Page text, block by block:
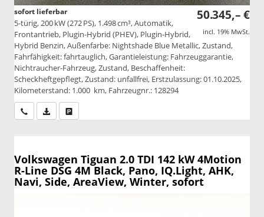
50.345,– €
incl. 19% MwSt.
sofort lieferbar
5-türig, 200 kW (272 PS), 1.498 cm³, Automatik,
Frontantrieb, Plugin-Hybrid (PHEV), Plugin-Hybrid,
Hybrid Benzin, Außenfarbe: Nightshade Blue Metallic, Zustand,
Fahrfähigkeit: fahrtauglich, Garantieleistung: Fahrzeuggarantie,
Nichtraucher-Fahrzeug, Zustand, Beschaffenheit:
Scheckheftgepflegt, Zustand: unfallfrei, Erstzulassung: 01.10.2025,
Kilometerstand: 1.000 km, Fahrzeugnr.: 128294
Wir rufen Sie anPDF-Datei, Fahrzeugexposé drucken
Volkswagen Tiguan 2.0 TDI 142 kW 4Motion
R-Line DSG 4M Black, Pano, IQ.Light, AHK,
Navi, Side, AreaView, Winter, sofort